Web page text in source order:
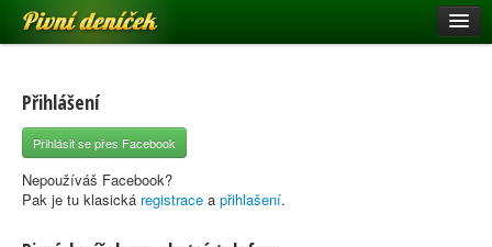
Pivní deníček
Pivní mapa
Pivní značky
Nápověda
Přihlášení
Přihlásit se přes Facebook
Nepoužíváš Facebook?
Pak je tu klasická registrace a přihlašení.